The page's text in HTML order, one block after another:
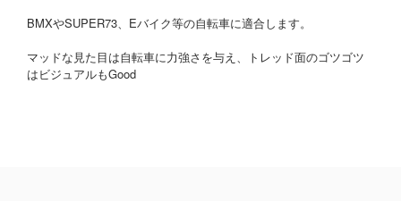
BMXやSUPER73、Eバイク等の自転車に適合します。
マッドな見た目は自転車に力強さを与え、トレッド面のゴツゴツ
はビジュアルもGood